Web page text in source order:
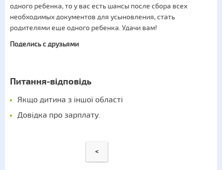
одного ребенка, то у вас есть шансы после сбора всех
необходимых документов для усыновления, стать
родителями еще одного ребенка. Удачи вам!
Поделись с друзьями
Питання-відповідь
Якщо дитина з іншої області
Довідка про зарплату.
<